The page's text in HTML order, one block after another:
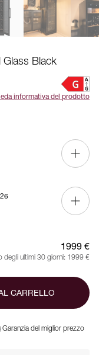
Glass Black
informativa del prodotto
1999 €
degli ultimi 30 giorni: 1999 €
CARRELLO
Garanzia del miglior prezzo